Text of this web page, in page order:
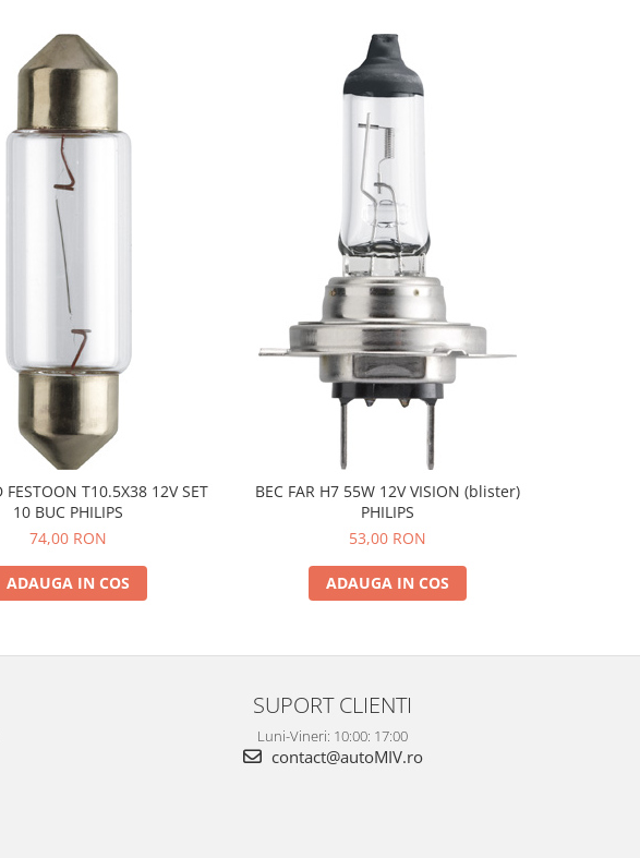
FESTOON T10.5X38 12V SET
10 BUC PHILIPS
74,00 RON
ADAUGA IN COS
BEC FAR H7 55W 12V VISION (blister)
PHILIPS
53,00 RON
ADAUGA IN COS
SUPORT CLIENTI
Luni-Vineri: 10:00: 17:00
contact@autoMIV.ro